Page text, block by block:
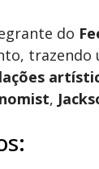
do
trazendo
,